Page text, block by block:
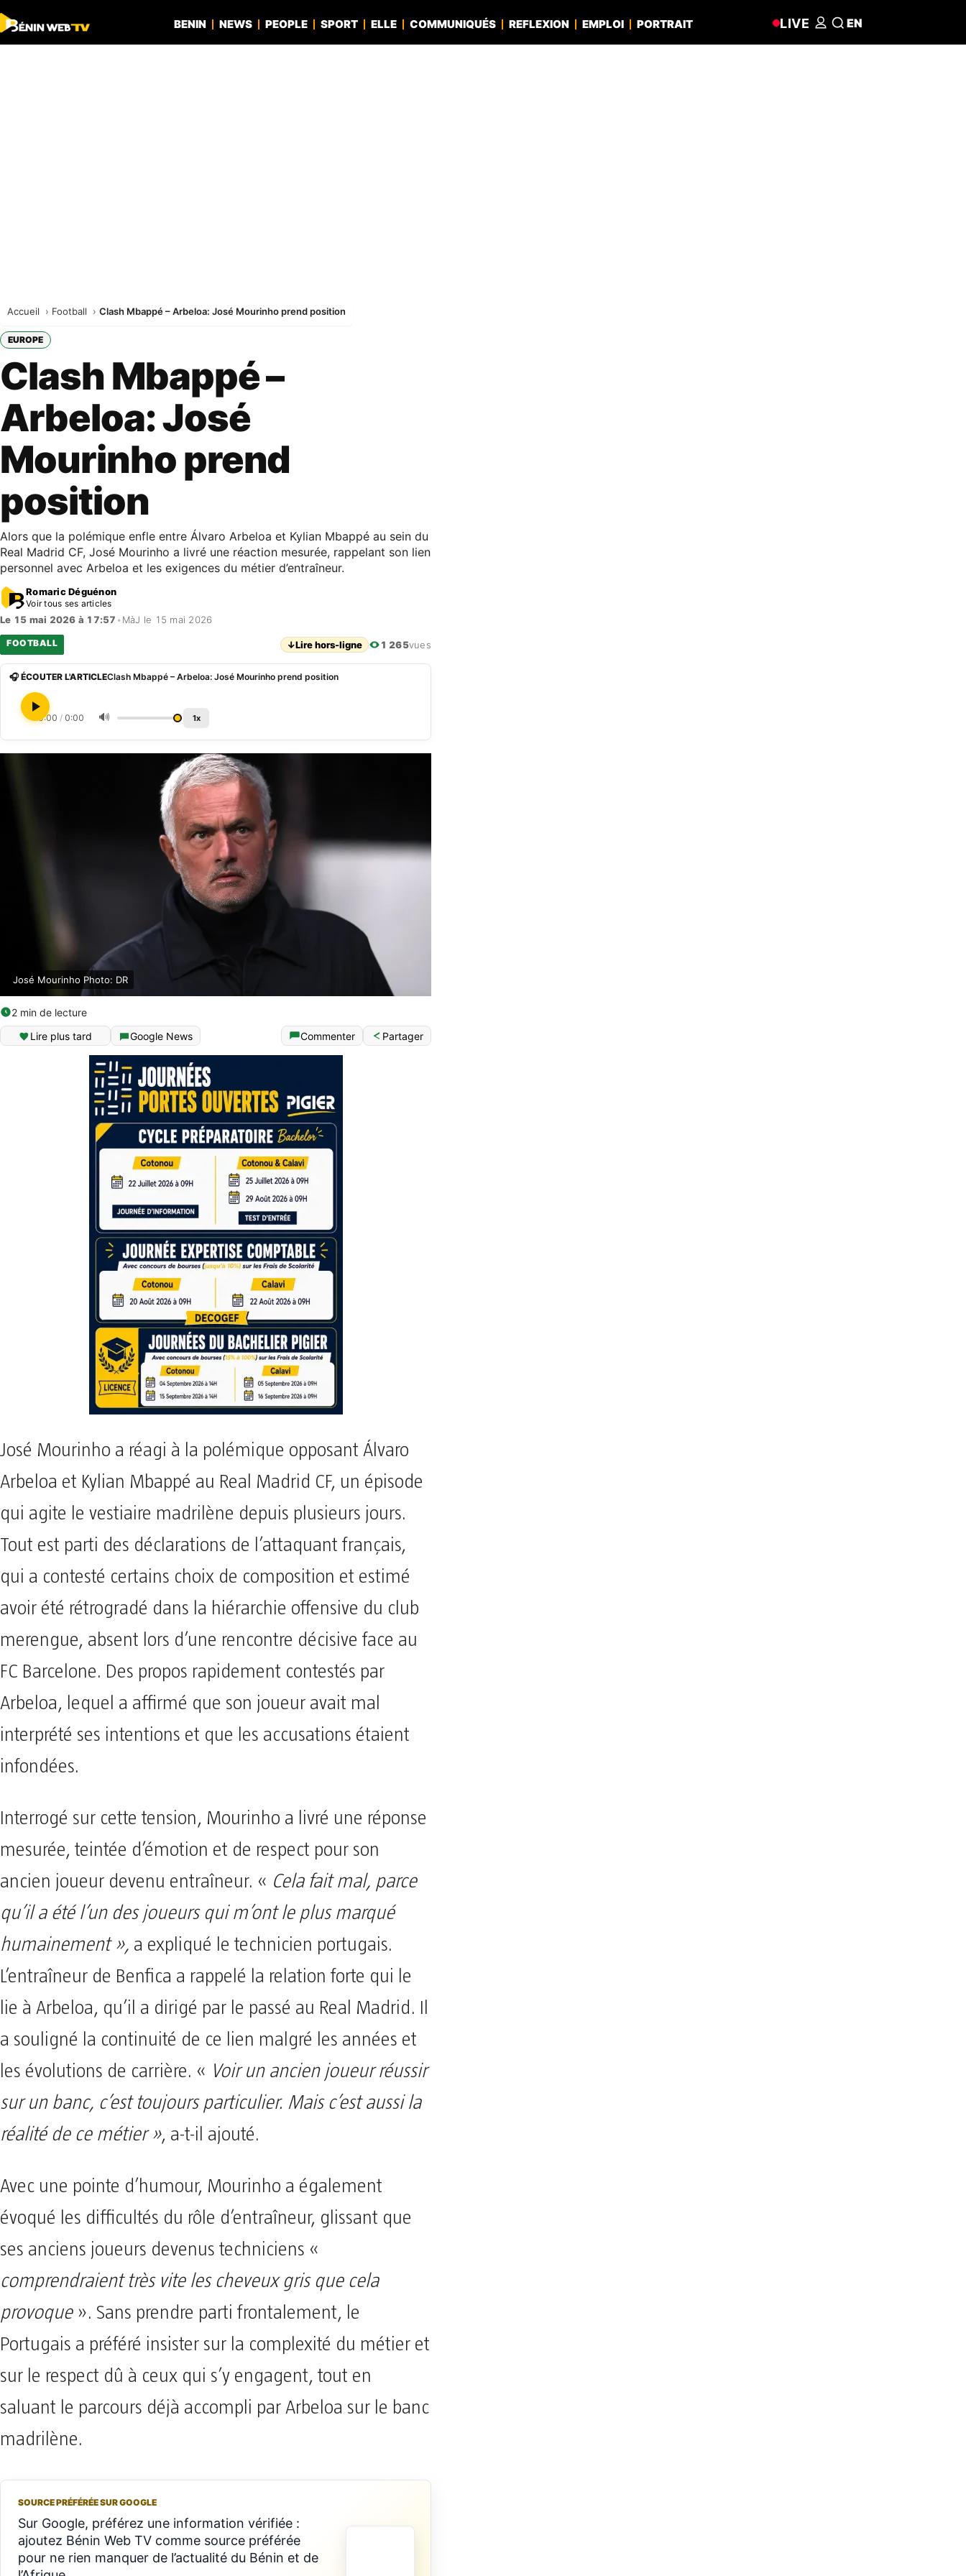
BENIN NEWS PEOPLE SPORT ELLE COMMUNIQUÉS REFLEXION EMPLOI PORTRAIT LIVE EN
Accueil Football Clash Mbappé – Arbeloa: José Mourinho prend position
EUROPE
Clash Mbappé –
Arbeloa: José
Mourinho prend
position
Alors que la polémique enfle entre Álvaro Arbeloa et Kylian Mbappé au sein du
Real Madrid CF, José Mourinho a livré une réaction mesurée, rappelant son lien
personnel avec Arbeloa et les exigences du métier d’entraîneur.
Romaric Déguénon
Voir tous ses articles
Le 15 mai 2026 à 17:57 • MàJ le 15 mai 2026
FOOTBALL ↓Lire hors-ligne 1 265vues
🎧 ÉCOUTER L'ARTICLEClash Mbappé – Arbeloa: José Mourinho prend position
0:00 / 0:00 🔊 1x
José Mourinho Photo: DR
2 min de lecture
Lire plus tard
Google News Commenter Partager
José Mourinho a réagi à la polémique opposant Álvaro
Arbeloa et Kylian Mbappé au Real Madrid CF, un épisode
qui agite le vestiaire madrilène depuis plusieurs jours.
Tout est parti des déclarations de l’attaquant français,
qui a contesté certains choix de composition et estimé
avoir été rétrogradé dans la hiérarchie offensive du club
merengue, absent lors d’une rencontre décisive face au
FC Barcelone. Des propos rapidement contestés par
Arbeloa, lequel a affirmé que son joueur avait mal
interprété ses intentions et que les accusations étaient
infondées.
Interrogé sur cette tension, Mourinho a livré une réponse
mesurée, teintée d’émotion et de respect pour son
ancien joueur devenu entraîneur. « Cela fait mal, parce
qu’il a été l’un des joueurs qui m’ont le plus marqué
humainement », a expliqué le technicien portugais.
L’entraîneur de Benfica a rappelé la relation forte qui le
lie à Arbeloa, qu’il a dirigé par le passé au Real Madrid. Il
a souligné la continuité de ce lien malgré les années et
les évolutions de carrière. « Voir un ancien joueur réussir
sur un banc, c’est toujours particulier. Mais c’est aussi la
réalité de ce métier », a-t-il ajouté.
Avec une pointe d’humour, Mourinho a également
évoqué les difficultés du rôle d’entraîneur, glissant que
ses anciens joueurs devenus techniciens «
comprendraient très vite les cheveux gris que cela
provoque ». Sans prendre parti frontalement, le
Portugais a préféré insister sur la complexité du métier et
sur le respect dû à ceux qui s’y engagent, tout en
saluant le parcours déjà accompli par Arbeloa sur le banc
madrilène.
SOURCE PRÉFÉRÉE SUR GOOGLE
Sur Google, préférez une information vérifiée :
ajoutez Bénin Web TV comme source préférée
pour ne rien manquer de l’actualité du Bénin et de